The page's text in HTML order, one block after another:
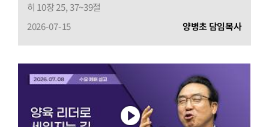
히 10장 25, 37~39절
2026-07-15
양병초 담임목사